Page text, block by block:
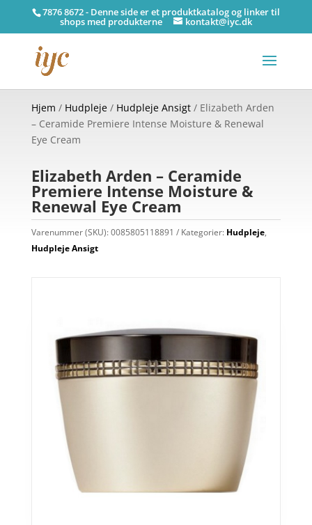
7876 8672 - Denne side er et produktkatalog og linker til
shops med produkterne kontakt@iyc.dk
Hjem / Hudpleje/ Hudpleje Ansigt/ Elizabeth Arden
– Ceramide Premiere Intense Moisture & Renewal
Eye Cream
Elizabeth Arden – Ceramide
Premiere Intense Moisture &
Renewal Eye Cream
Varenummer (SKU):0085805118891 Kategorier: Hudpleje,
Hudpleje Ansigt